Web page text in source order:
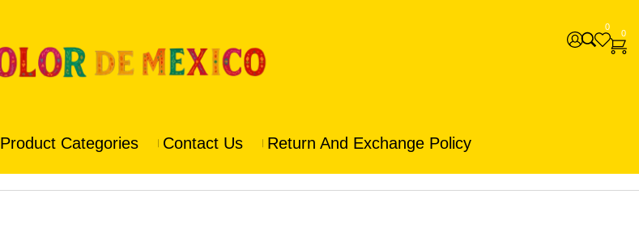
0
0
Product Categories Contact Us Return And Exchange Policy